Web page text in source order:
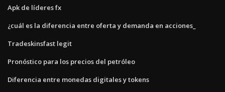
Apk de líderes fx
¿cuál es la diferencia entre oferta y demanda en acciones_
Tradeskinsfast legit
Pronóstico para los precios del petróleo
Diferencia entre monedas digitales y tokens